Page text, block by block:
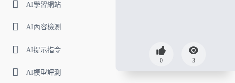
AI學習網站
AI內容檢測
AI提示指令
AI模型評測
0 3